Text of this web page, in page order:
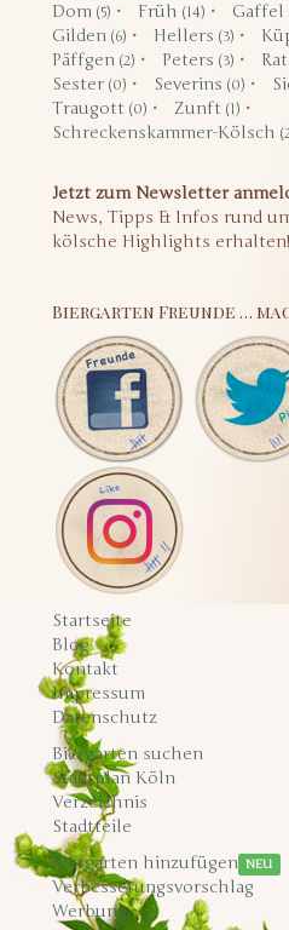
Dom (5) Früh (14) Gaffel
Gilden (6) Hellers (3)
Päffgen (2) Peters (3)
Sester (0) Severins (0)
Traugott (0) Zunft (1)
Schreckenskammer-Kölsch
Jetzt zum Newsletter
News, Tipps & Infos rund
kölsche Highlights erhalten!
Biergarten Freunde …
Startseite
Blog
Kontakt
Impressum
Datenschutz
Biergarten suchen
Stadtplan Köln
Verzeichnis
Stadtteile
Biergarten hinzufügen NEU
Verbesserungsvorschlag
Werbung